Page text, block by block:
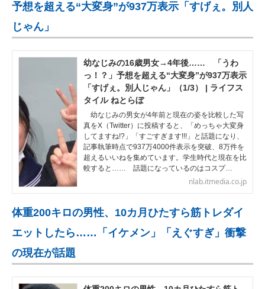
ちょっと気になるネットの話題
予想を超える“大変身”が937万表示「すげぇ。別人
じゃん」
幼なじみの16歳男女→4年後…… 「うわ
っ！？」予想を超える“大変身”が937万表示
「すげぇ。別人じゃん」（1/3） | ライフス
タイル ねとらぼ
幼なじみの男女が4年前と現在の姿を比較した写
真をX（Twitter）に投稿すると、「めっちゃ大変身
してますね!?」「すごすぎます!!!」と話題になり、
記事執筆時点で937万4000件表示を突破、8万件を
超えるいいねを集めています。学生時代と現在を比
較すると…… 話題になっているのはコスプ…
nlab.itmedia.co.jp
体重200キロの男性、10カ月ひたすら筋トレダイ
エットしたら……「イケメン」「えぐすぎ」衝撃
の現在が話題